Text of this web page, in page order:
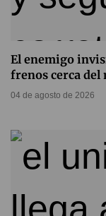
El enemigo
frenos cerca del
04 de agosto de 2026